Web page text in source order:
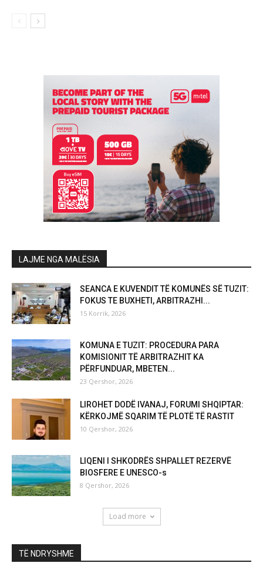
LAJME NGA MALËSIA
SEANCA E KUVENDIT TË KOMUNËS SË TUZIT:
FOKUS TE BUXHETI, ARBITRAZHI...
15 Korrik, 2026
KOMUNA E TUZIT: PROCEDURA PARA
KOMISIONIT TË ARBITRAZHIT KA
PËRFUNDUAR, MBETEN...
23 Qershor, 2026
LIROHET DODË IVANAJ, FORUMI SHQIPTAR:
KËRKOJMË SQARIM TË PLOTË TË RASTIT
10 Qershor, 2026
LIQENI I SHKODRËS SHPALLET REZERVË
BIOSFERE E UNESCO-s
8 Qershor, 2026
Load more
TË NDRYSHME